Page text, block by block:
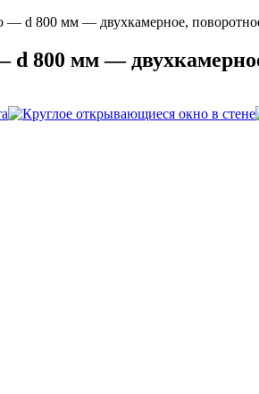
— d 800 мм — двухкамерное,
d 800 мм —